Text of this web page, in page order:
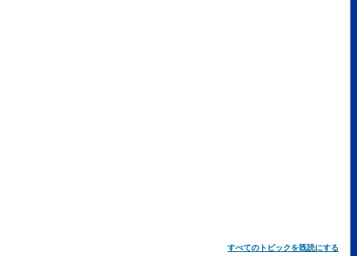
すべてのトピックを既読にする